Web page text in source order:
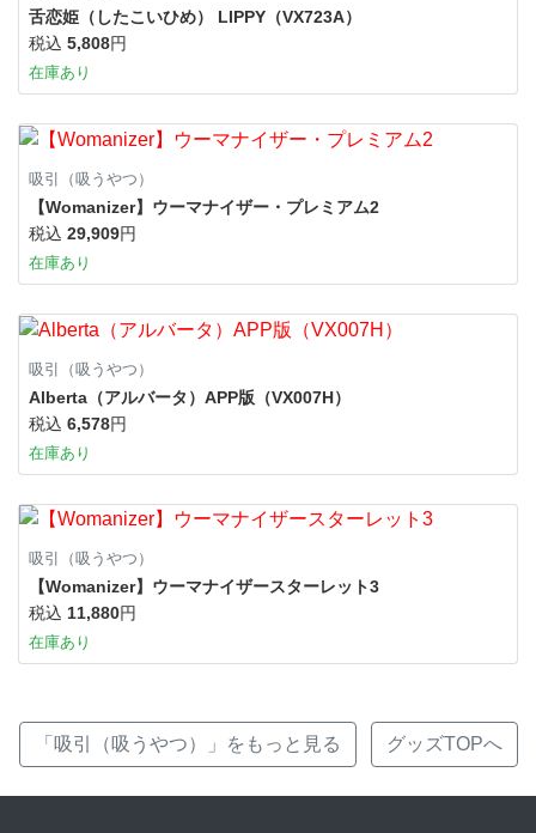
舌恋姫（したこいひめ） LIPPY（VX723A）
税込 5,808円
在庫あり
吸引（吸うやつ）
【Womanizer】ウーマナイザー・プレミアム2
税込 29,909円
在庫あり
吸引（吸うやつ）
Alberta（アルバータ）APP版（VX007H）
税込 6,578円
在庫あり
吸引（吸うやつ）
【Womanizer】ウーマナイザースターレット3
税込 11,880円
在庫あり
「吸引（吸うやつ）」をもっと見る グッズTOPへ